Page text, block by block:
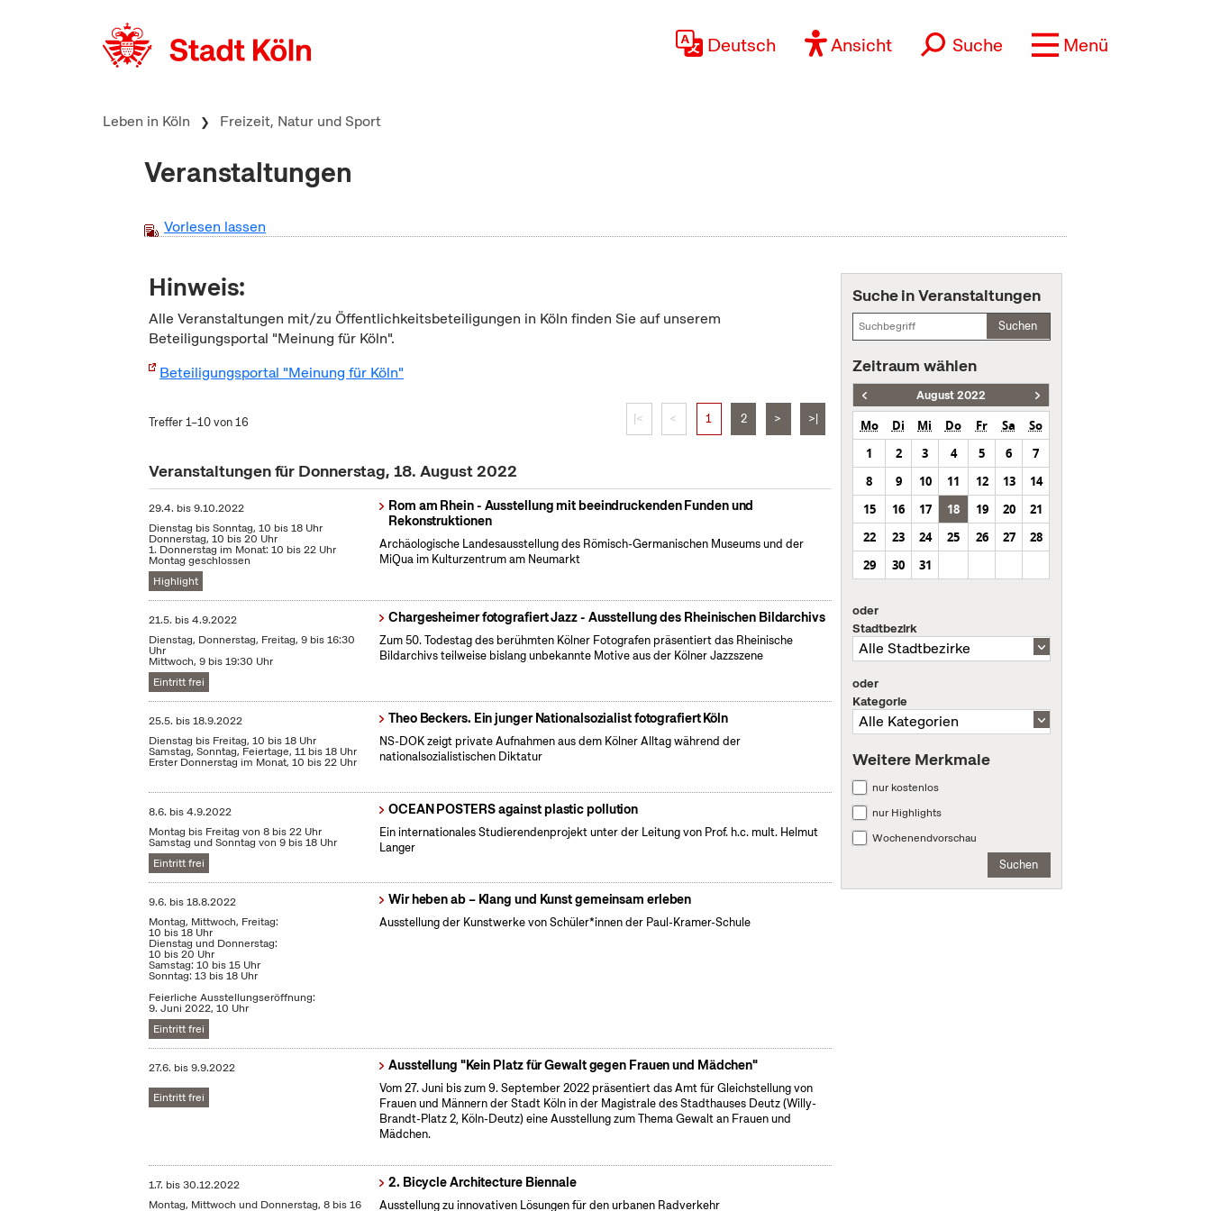
Deutsch Ansicht Suche Menü
Leben in Köln Freizeit, Natur und Sport
Veranstaltungen
Vorlesen lassen
Hinweis:
Alle Veranstaltungen mit/zu Öffentlichkeitsbeteiligungen in Köln finden Sie auf unserem
Beteiligungsportal "Meinung für Köln".
Beteiligungsportal "Meinung für Köln"
Treffer 1–10 von 16 |< < 1 2 > >|
Veranstaltungen für Donnerstag, 18. August 2022
29.4. bis9.10.2022
Dienstag bis Sonntag, 10 bis 18 Uhr
Donnerstag, 10 bis 20 Uhr
1. Donnerstag im Monat: 10 bis 22 Uhr
Montag geschlossen
Highlight
Rom am Rhein - Ausstellung mit beeindruckenden Funden und
Rekonstruktionen
Archäologische Landesausstellung des Römisch-Germanischen Museums und der
MiQua im Kulturzentrum am Neumarkt
21.5. bis4.9.2022
Dienstag, Donnerstag, Freitag, 9 bis 16:30
Uhr
Mittwoch, 9 bis 19:30 Uhr
Eintritt frei
Chargesheimer fotografiert Jazz - Ausstellung des Rheinischen Bildarchivs
Zum 50. Todestag des berühmten Kölner Fotografen präsentiert das Rheinische
Bildarchivs teilweise bislang unbekannte Motive aus der Kölner Jazzszene
25.5. bis18.9.2022
Dienstag bis Freitag, 10 bis 18 Uhr
Samstag, Sonntag, Feiertage, 11 bis 18 Uhr
Erster Donnerstag im Monat, 10 bis 22 Uhr
Theo Beckers. Ein junger Nationalsozialist fotografiert Köln
NS-DOK zeigt private Aufnahmen aus dem Kölner Alltag während der
nationalsozialistischen Diktatur
8.6. bis4.9.2022
Montag bis Freitag von 8 bis 22 Uhr
Samstag und Sonntag von 9 bis 18 Uhr
Eintritt frei
OCEAN POSTERS against plastic pollution
Ein internationales Studierendenprojekt unter der Leitung von Prof. h.c. mult. Helmut
Langer
9.6. bis18.8.2022
Montag, Mittwoch, Freitag:
10 bis 18 Uhr
Dienstag und Donnerstag:
10 bis 20 Uhr
Samstag: 10 bis 15 Uhr
Sonntag: 13 bis 18 Uhr
Feierliche Ausstellungseröffnung:
9. Juni 2022, 10 Uhr
Eintritt frei
Wir heben ab – Klang und Kunst gemeinsam erleben
Ausstellung der Kunstwerke von Schüler*innen der Paul-Kramer-Schule
27.6. bis9.9.2022
Eintritt frei
Ausstellung "Kein Platz für Gewalt gegen Frauen und Mädchen"
Vom 27. Juni bis zum 9. September 2022 präsentiert das Amt für Gleichstellung von
Frauen und Männern der Stadt Köln in der Magistrale des Stadthauses Deutz (Willy-
Brandt-Platz 2, Köln-Deutz) eine Ausstellung zum Thema Gewalt an Frauen und
Mädchen.
1.7. bis30.12.2022
Montag, Mittwoch und Donnerstag, 8 bis 16
2. Bicycle Architecture Biennale
Ausstellung zu innovativen Lösungen für den urbanen Radverkehr
Suche in Veranstaltungen
Suchen
Zeitraum wählen
August 2022
Mo Di Mi Do Fr Sa
So
1
2 3 4 5 6
7
8
9 10 11 12 13
14
15
16 17 18 19 20
21
22
23 24 25 26 27
28
29
30 31
oder
Stadtbezirk
oder
Kategorie
Weitere Merkmale
nur kostenlos
nur Highlights
Wochenendvorschau
Suchen